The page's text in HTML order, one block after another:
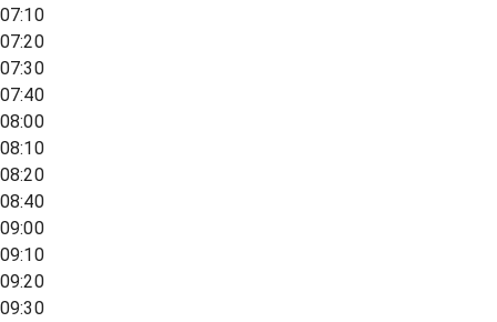
07:10
07:20
07:30
07:40
08:00
08:10
08:20
08:40
09:00
09:10
09:20
09:30